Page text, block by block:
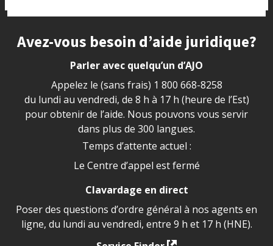
Site footer
Avez-vous besoin d’aide juridique?
Parler avec quelqu’un d’AJO
Appelez le (sans frais) 1 800 668-8258
du lundi au vendredi, de 8 h à 17 h (heure de l’Est)
pour obtenir de l’aide. Nous pouvons vous servir
dans plus de 300 langues.
Temps d’attente actuel :
Le Centre d’appel est fermé
Clavardage en direct
Poser des questions d’ordre général à nos agents en
ligne, du lundi au vendredi, entre 9 h et 17 h (HNE).